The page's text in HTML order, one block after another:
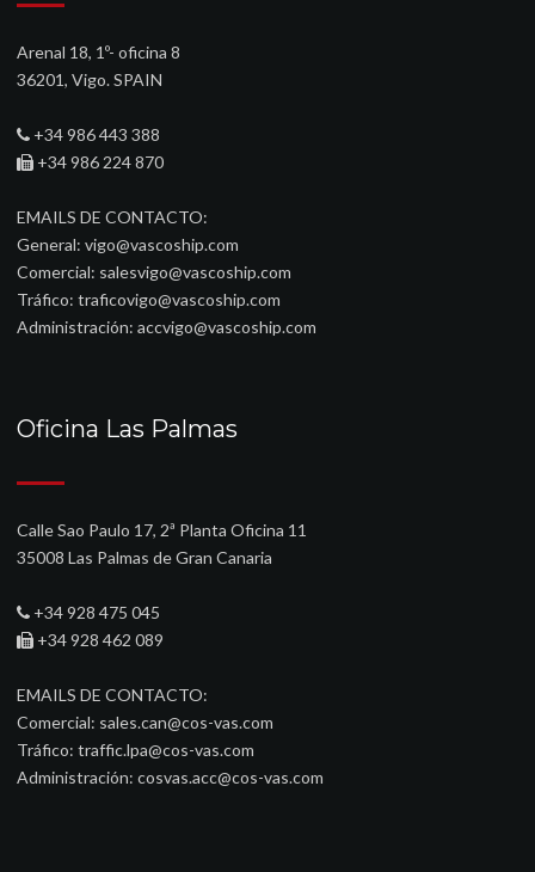
Arenal 18, 1º- oficina 8
36201, Vigo. SPAIN
+34 986 443 388
+34 986 224 870
EMAILS DE CONTACTO:
General: vigo@vascoship.com
Comercial: salesvigo@vascoship.com
Tráfico: traficovigo@vascoship.com
Administración: accvigo@vascoship.com
Oficina Las Palmas
Calle Sao Paulo 17, 2ª Planta Oficina 11
35008 Las Palmas de Gran Canaria
+34 928 475 045
+34 928 462 089
EMAILS DE CONTACTO:
Comercial: sales.can@cos-vas.com
Tráfico: traffic.lpa@cos-vas.com
Administración: cosvas.acc@cos-vas.com